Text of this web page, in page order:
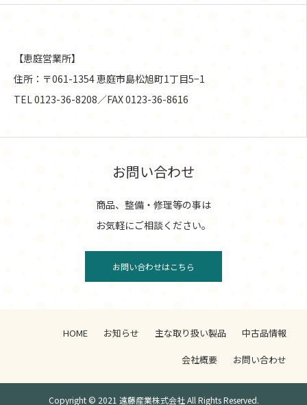
【恵庭営業所】
住所：〒061-1354 恵庭市島松旭町1丁目5−1
TEL 0123-36-8208／FAX 0123-36-8616
お問い合わせ
商品、整備・修理等の事は
お気軽にご相談ください。
お問い合わせはこちら
HOME お知らせ 主な取り扱い製品 中古品情報
会社概要 お問い合わせ
Copyright © 2021 遠藤産業株式会社 All Rights Reserved.